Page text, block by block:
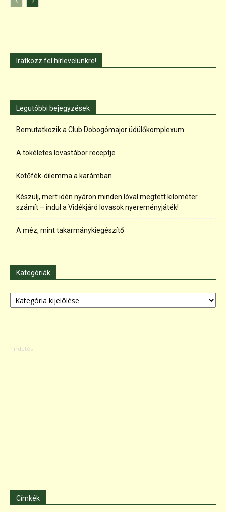
Iratkozz fel hírlevelünkre!
Legutóbbi bejegyzések
Bemutatkozik a Club Dobogómajor üdülőkomplexum
A tökéletes lovastábor receptje
Kötőfék-dilemma a karámban
Készülj, mert idén nyáron minden lóval megtett kilométer
számít – indul a Vidékjáró lovasok nyereményjáték!
A méz, mint takarmánykiegészítő
Kategóriák
Kategóriák
Címkék